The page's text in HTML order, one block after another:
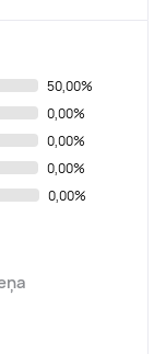
50,00%
0,00%
0,00%
0,00%
0,00%